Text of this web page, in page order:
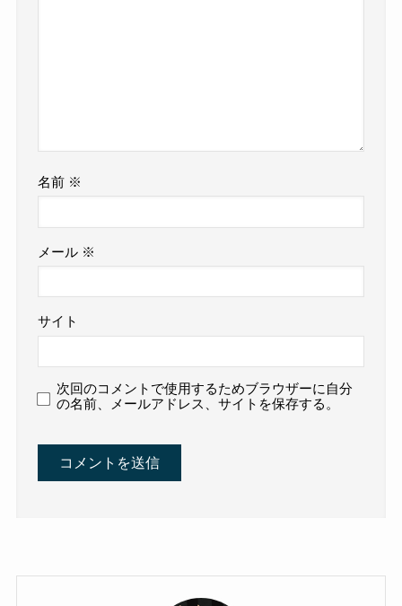
名前 ※
メール ※
サイト
次回のコメントで使用するためブラウザーに自分
の名前、メールアドレス、サイトを保存する。